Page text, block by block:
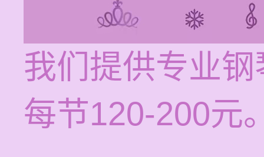
我们提供专业
每节120-200元